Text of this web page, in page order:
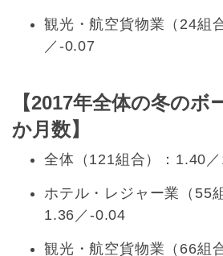
観光・航空貨物業（24組
／-0.07
【2017年全体の冬のボ
か月数】
全体（121組合）：1.40
ホテル・レジャー業（55
1.36／-0.04
観光・航空貨物業（66組